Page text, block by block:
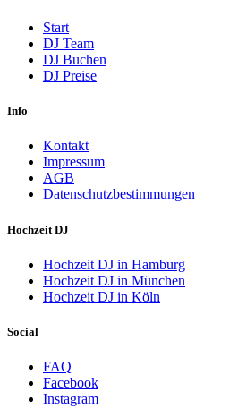
Start
DJ Team
DJ Buchen
DJ Preise
Info
Kontakt
Impressum
AGB
Datenschutzbestimmungen
Hochzeit DJ
Hochzeit DJ in Hamburg
Hochzeit DJ in München
Hochzeit DJ in Köln
Social
FAQ
Facebook
Instagram